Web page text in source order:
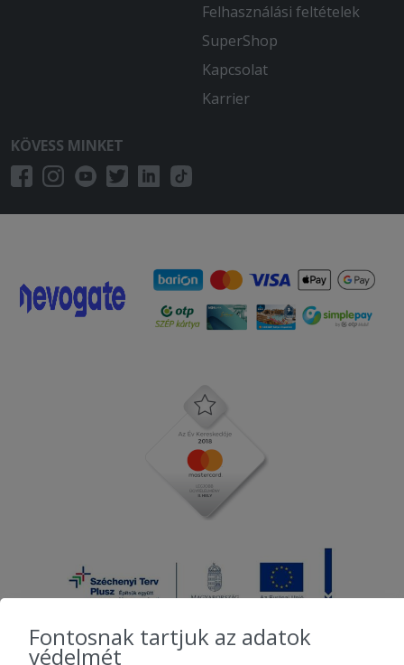
Felhasználási feltételek
SuperShop
Kapcsolat
Karrier
KÖVESS MINKET
Fontosnak tartjuk az adatok
védelmét